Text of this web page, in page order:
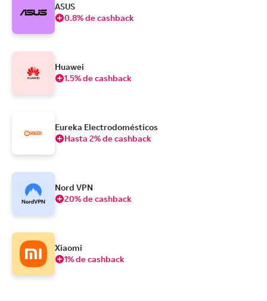
ASUS
0.8% de cashback
Huawei
1.5% de cashback
Eureka Electrodomésticos
Hasta 2% de cashback
Nord VPN
20% de cashback
Xiaomi
1% de cashback